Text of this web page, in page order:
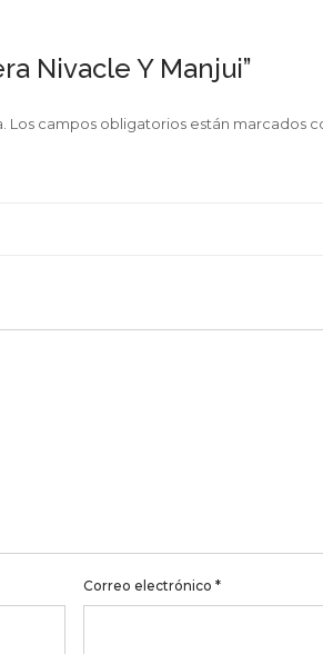
Nivacle Y Manjui”
Los campos obligatorios están marcados
Correo electrónico*